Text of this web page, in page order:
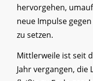
hervorgehen,
neue Impulse
zu setzen.
Mittlerweile ist seit
Jahr vergangen,